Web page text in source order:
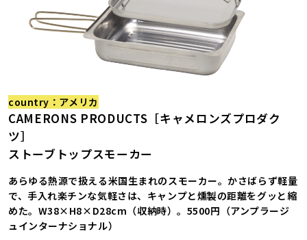
country：アメリカ
CAMERONS PRODUCTS［キャメロンズプロダク
ツ］
ストーブトップスモーカー
あらゆる熱源で扱える米国生まれのスモーカー。かさばらず軽量
で、手入れ楽チンな気軽さは、キャンプと燻製の距離をグッと縮
めた。W38×H8×D28cm（収納時）。5500円（アンプラージ
ュインターナショナル）